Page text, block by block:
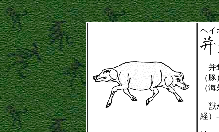
ヘイ
并
（
（
獣
経）